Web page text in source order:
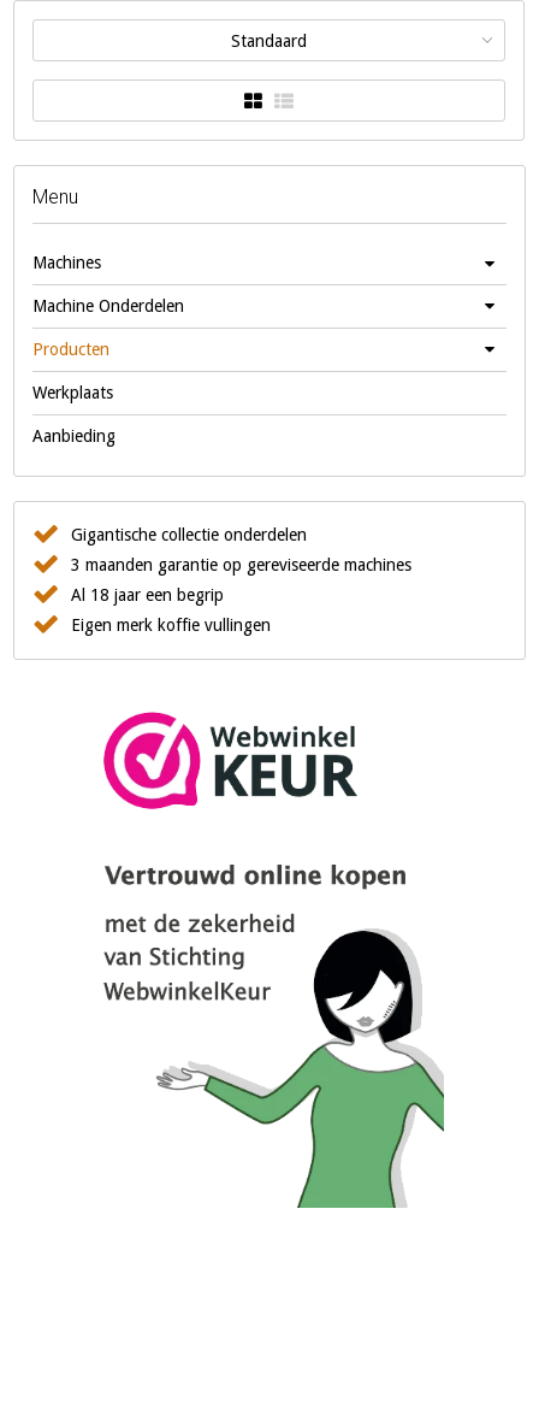
Standaard
Menu
Machines
Machine Onderdelen
Producten
Werkplaats
Aanbieding
Gigantische collectie onderdelen
3 maanden garantie op gereviseerde machines
Al 18 jaar een begrip
Eigen merk koffie vullingen